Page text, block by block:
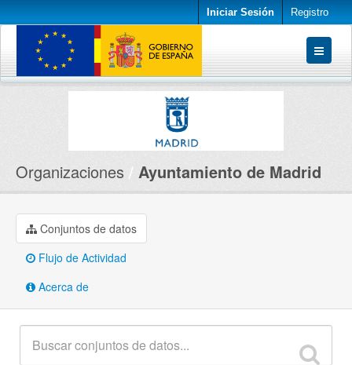
Iniciar Sesión Registro
Conjuntos de datos
Organizaciones Ayuntamiento de Madrid
Conjuntos de datos
Flujo de Actividad
Acerca de